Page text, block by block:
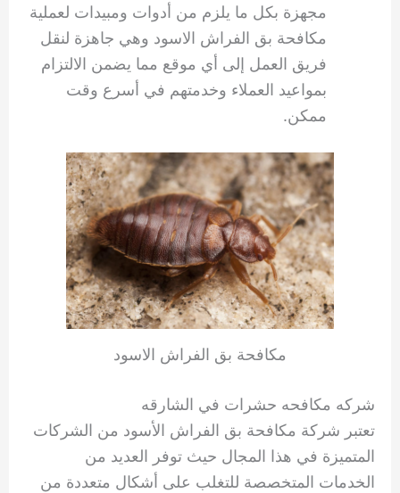
مجهزة بكل ما يلزم من أدوات ومبيدات لعملية
مكافحة بق الفراش الاسود وهي جاهزة لنقل
فريق العمل إلى أي موقع مما يضمن الالتزام
بمواعيد العملاء وخدمتهم في أسرع وقت
ممكن.
مكافحة بق الفراش الاسود
شركه مكافحه حشرات في الشارقه
تعتبر شركة مكافحة بق الفراش الأسود من الشركات
المتميزة في هذا المجال حيث توفر العديد من
الخدمات المتخصصة للتغلب على أشكال متعددة من